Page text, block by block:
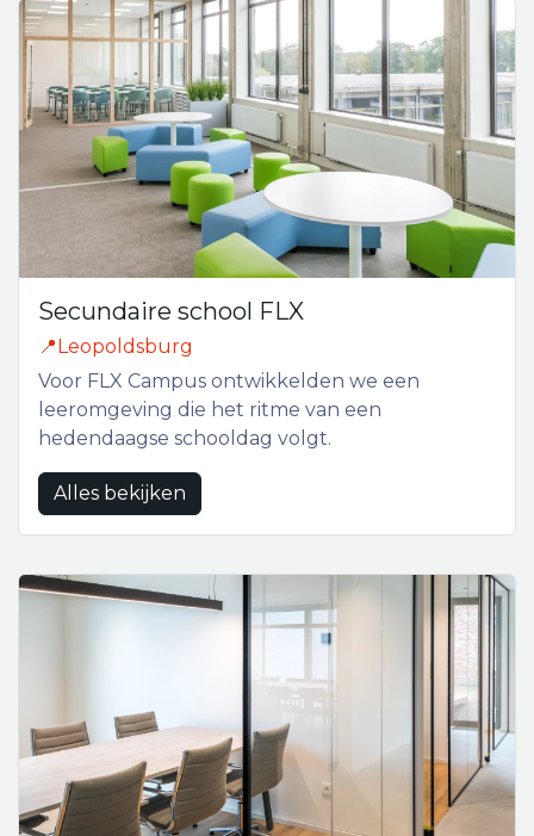
Secundaire school FLX
📍Leopoldsburg
Voor FLX Campus ontwikkelden we een
leeromgeving die het ritme van een
hedendaagse schooldag volgt.
Alles bekijken